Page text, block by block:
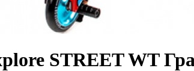
STREET WT